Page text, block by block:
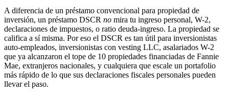
A diferencia de un préstamo convencional para propiedad de
inversión, un préstamo DSCR no mira tu ingreso personal, W-2,
declaraciones de impuestos, o ratio deuda-ingreso. La propiedad se
califica a sí misma. Por eso el DSCR es tan útil para inversionistas
auto-empleados, inversionistas con vesting LLC, asalariados W-2
que ya alcanzaron el tope de 10 propiedades financiadas de Fannie
Mae, extranjeros nacionales, y cualquiera que escale un portafolio
más rápido de lo que sus declaraciones fiscales personales pueden
llevar el paso.